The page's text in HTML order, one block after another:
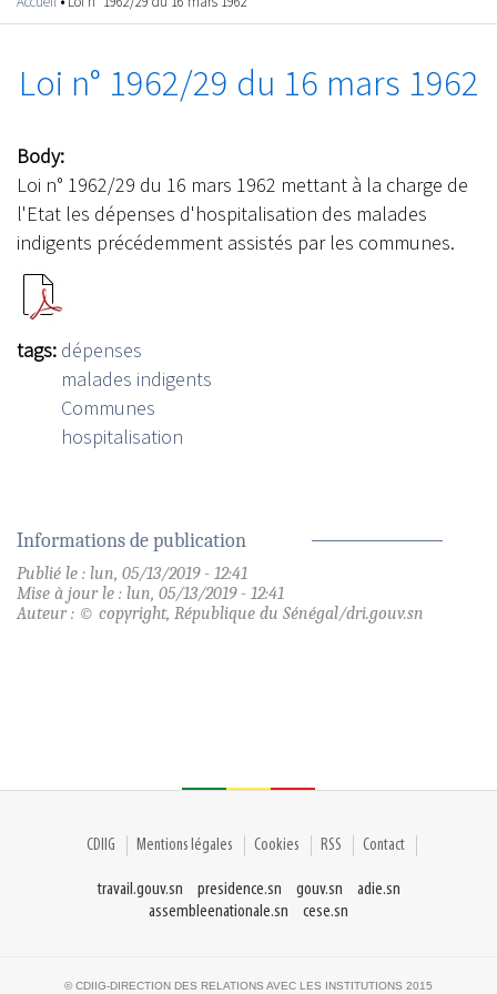
Vous êtes ici
Loi n° 1962/29 du 16 mars 1962
Body:
Loi n° 1962/29 du 16 mars 1962 mettant à la charge de
l'Etat les dépenses d'hospitalisation des malades
indigents précédemment assistés par les communes.
tags: dépenses
malades indigents
Communes
hospitalisation
Informations de publication
Publié le : lun, 05/13/2019 - 12:41
Mise à jour le : lun, 05/13/2019 - 12:41
Auteur : © copyright, République du Sénégal/dri.gouv.sn
CDIIG Mentions légales Cookies RSS Contact
travail.gouv.sn presidence.sn gouv.sn
adie.sn
assembleenationale.sn
cese.sn
© CDIIG-DIRECTION DES RELATIONS AVEC LES INSTITUTIONS 2015